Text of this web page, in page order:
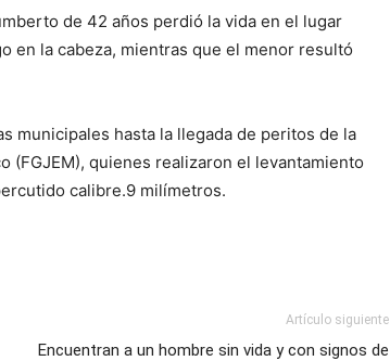
de 42 años perdió la vida en el lugar
en la cabeza, mientras que el menor resultó
municipales hasta la llegada de peritos de la
(FGJEM), quienes realizaron el levantamiento
calibre.9 milímetros.
Artículo siguiente
Encuentran a un hombre sin vida y con signos de